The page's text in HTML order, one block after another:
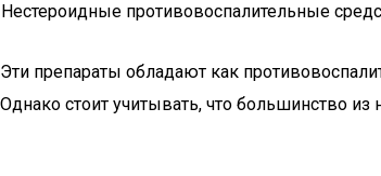
Нестероидные противовоспалительные
Эти препараты обладают как
Однако стоит учитывать, что большинство